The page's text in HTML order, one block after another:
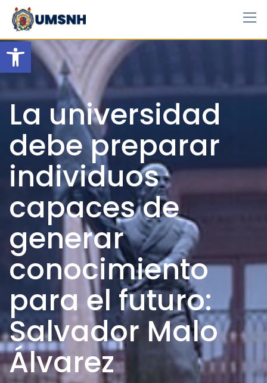
Open toolbar
Skip
content
La universidad
debe preparar
individuos
capaces de
generar
conocimiento
para el futuro:
Salvador Malo
Álvarez